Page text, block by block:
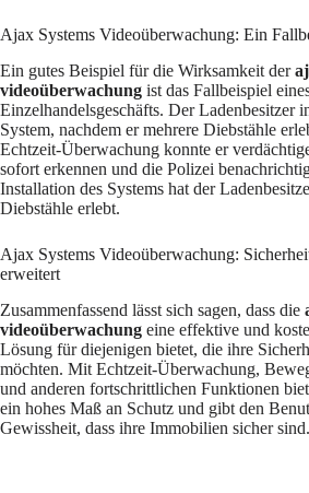
Ajax Systems Videoüberwachung: Ein
Ein gutes Beispiel für die Wirksamkeit der
videoüberwachung ist das Fallbeispiel
Einzelhandelsgeschäfts. Der Ladenbesitzer
System, nachdem er mehrere Diebstähle
Echtzeit-Überwachung konnte er
sofort erkennen und die Polizei
Installation des Systems hat der
Diebstähle erlebt.
Ajax Systems Videoüberwachung:
erweitert
Zusammenfassend lässt sich sagen, dass die
videoüberwachung eine effektive und
Lösung für diejenigen bietet, die ihre
möchten. Mit Echtzeit-Überwachung,
und anderen fortschrittlichen Funktionen
ein hohes Maß an Schutz und gibt den
Gewissheit, dass ihre Immobilien sicher sind.